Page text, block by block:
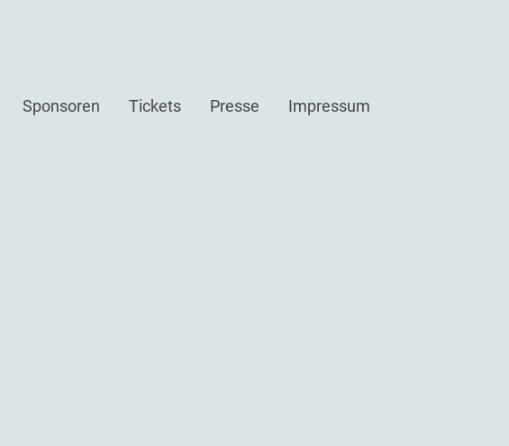
Sponsoren Tickets Presse
Impressum